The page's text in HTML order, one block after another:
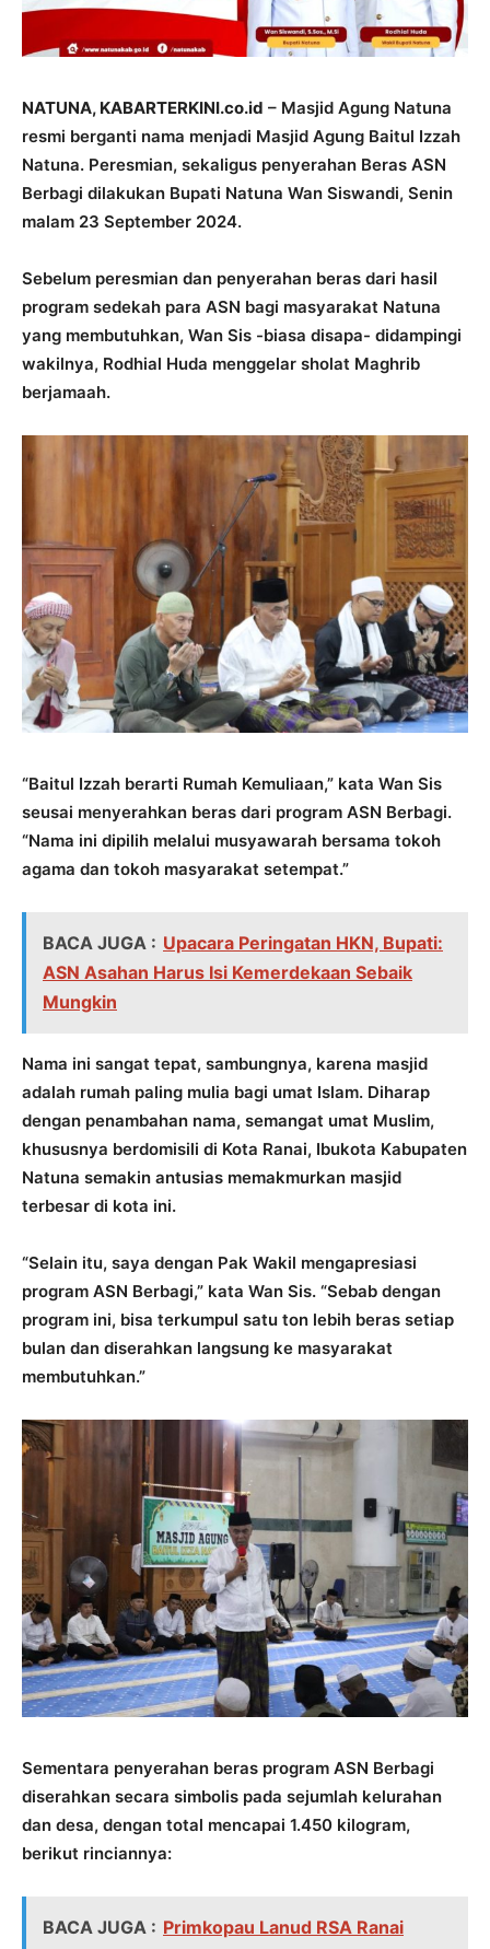
NATUNA, KABARTERKINI.co.id – Masjid Agung Natuna
resmi berganti nama menjadi Masjid Agung Baitul Izzah
Natuna. Peresmian, sekaligus penyerahan Beras ASN
Berbagi dilakukan Bupati Natuna Wan Siswandi, Senin
malam 23 September 2024.
Sebelum peresmian dan penyerahan beras dari hasil
program sedekah para ASN bagi masyarakat Natuna
yang membutuhkan, Wan Sis -biasa disapa- didampingi
wakilnya, Rodhial Huda menggelar sholat Maghrib
berjamaah.
“Baitul Izzah berarti Rumah Kemuliaan,” kata Wan Sis
seusai menyerahkan beras dari program ASN Berbagi.
“Nama ini dipilih melalui musyawarah bersama tokoh
agama dan tokoh masyarakat setempat.”
BACA JUGA : Upacara Peringatan HKN, Bupati:
ASN Asahan Harus Isi Kemerdekaan Sebaik
Mungkin
Nama ini sangat tepat, sambungnya, karena masjid
adalah rumah paling mulia bagi umat Islam. Diharap
dengan penambahan nama, semangat umat Muslim,
khususnya berdomisili di Kota Ranai, Ibukota Kabupaten
Natuna semakin antusias memakmurkan masjid
terbesar di kota ini.
“Selain itu, saya dengan Pak Wakil mengapresiasi
program ASN Berbagi,” kata Wan Sis. “Sebab dengan
program ini, bisa terkumpul satu ton lebih beras setiap
bulan dan diserahkan langsung ke masyarakat
membutuhkan.”
Sementara penyerahan beras program ASN Berbagi
diserahkan secara simbolis pada sejumlah kelurahan
dan desa, dengan total mencapai 1.450 kilogram,
berikut rinciannya:
BACA JUGA : Primkopau Lanud RSA Ranai